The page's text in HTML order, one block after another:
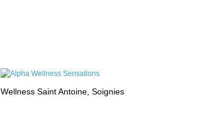
Wellness Saint Antoine, Soignies